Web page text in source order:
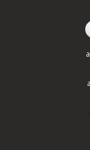
© 2008 - 2026